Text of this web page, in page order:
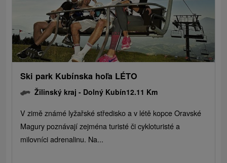
Ski park Kubínska hoľa LÉTO
Žilinský kraj - Dolný Kubín12.11 Km
V zimě známé lyžařské středisko a v létě kopce Oravské
Magury poznávají zejména turisté či cykloturisté a
milovníci adrenalinu. Na...